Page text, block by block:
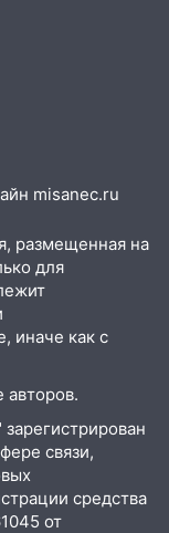
с
будут
и
в
8
до
misanec.ru
размещенная на
для
иначе как с
авторов.
связи,
средства
от